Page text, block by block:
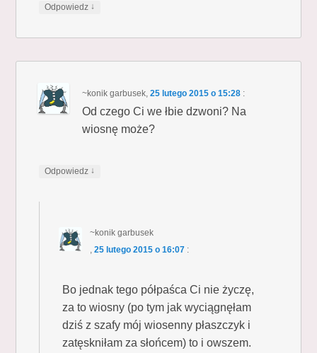
Odpowiedz ↓
~konik garbusek,25 lutego 2015 o 15:28 :
Od czego Ci we łbie dzwoni? Na
wiosnę może?
Odpowiedz ↓
~konik garbusek
, 25 lutego 2015 o 16:07 :
Bo jednak tego półpaśca Ci nie życzę,
za to wiosny (po tym jak wyciągnęłam
dziś z szafy mój wiosenny płaszczyk i
zatęskniłam za słońcem) to i owszem.